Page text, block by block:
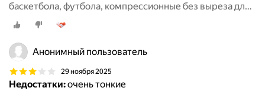
баскетбола, футбола, компрессионные без выреза для
пальцев, 2 пары черные + белые
Анонимный пользователь
29 ноября 2025
Недостатки:очень тонкие